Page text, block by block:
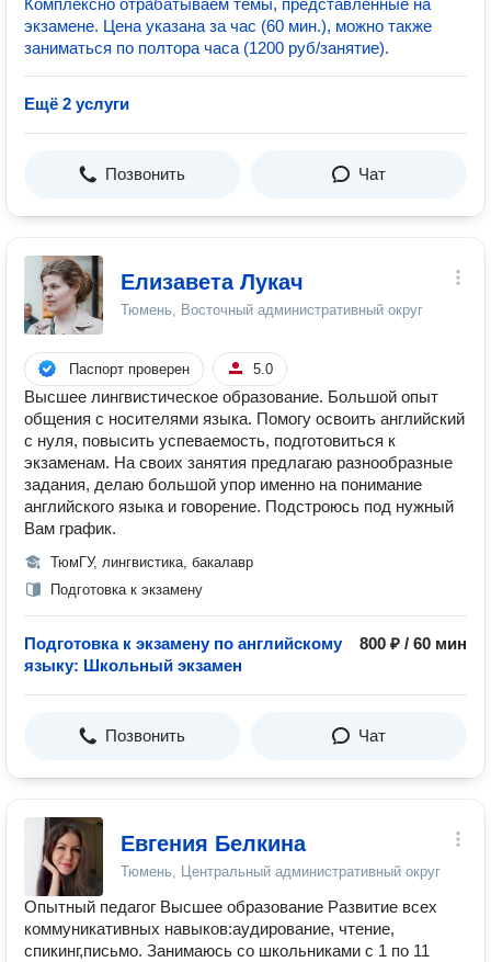
экзамен
Комплексно отрабатываем темы, представленные на
экзамене. Цена указана за час (60 мин.), можно также
заниматься по полтора часа (1200 руб/занятие).
Ещё 2 услуги
Позвонить Чат
Елизавета Лукач
Тюмень, Восточный административный округ
Паспорт проверен 5.0
Высшее лингвистическое образование. Большой опыт
общения с носителями языка. Помогу освоить английский
с нуля, повысить успеваемость, подготовиться к
экзаменам. На своих занятия предлагаю разнообразные
задания, делаю большой упор именно на понимание
английского языка и говорение. Подстроюсь под нужный
Вам график.
ТюмГУ, лингвистика, бакалавр
Подготовка к экзамену
Подготовка к экзамену по английскому
языку: Школьный экзамен
800 ₽ / 60 мин
Позвонить Чат
Евгения Белкина
Тюмень, Центральный административный округ
Опытный педагог Высшее образование Развитие всех
коммуникативных навыков:аудирование, чтение,
спикинг,письмо. Занимаюсь со школьниками с 1 по 11